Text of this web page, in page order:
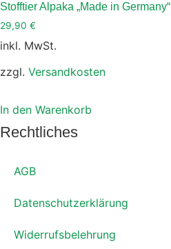
Stofftier Alpaka „Made in Germany“
29,90 €
inkl. MwSt.
zzgl. Versandkosten
In den Warenkorb
Dieses
Produkt
mehrere
auf.
Optionen
Rechtliches
AGB
Datenschutzerklärung
Widerrufsbelehrung